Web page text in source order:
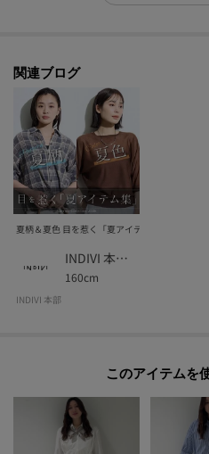
関連ブログ
夏柄＆夏色 目を惹く「夏アイテム集」
INDIVI 本部スタッフ
160cm
INDIVI 本部
このアイテムを